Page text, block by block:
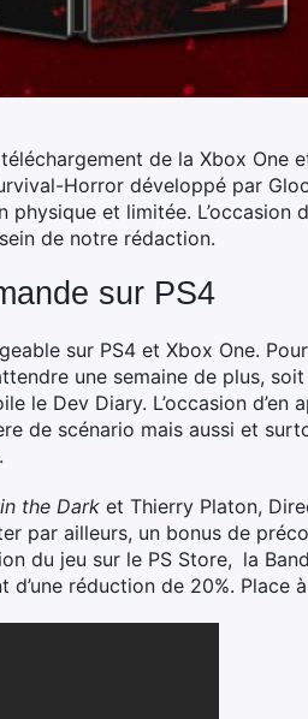
de la Xbox One
Horror développé par
et limitée. L’occasion
de notre rédaction.
sur PS4
sur PS4 et Xbox One.
une semaine de plus, soit
Dev Diary. L’occasion d’en
de scénario mais aussi et
the Dark et Thierry Platon,
par ailleurs, un bonus de
du jeu sur le PS Store, la
réduction de 20%. Place